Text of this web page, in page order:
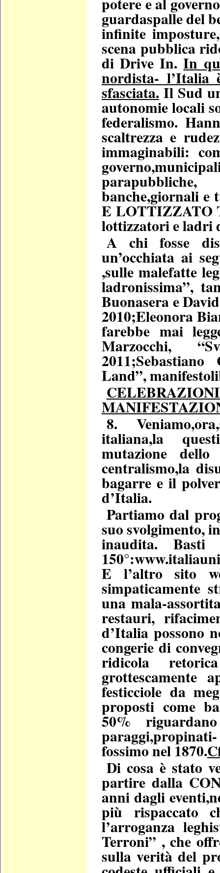
guardaspalle del
infinite
scena pubblica
di Drive In.In
nordista- l’Italia
sfasciata.Il Sud
autonomie locali
federalismo.
scaltrezza e
immaginabili:
banche,giornali e
E LOTTIZZATO
lottizzatori e ladri
A chi fosse
un’occhiata ai
,sulle malefatte
ladronissima”,
Buonasera e
2010;Eleonora
farebbe mai
Marzocchi,
Land”,
8.
italiana,la
mutazione
centralismo,la
bagarre e il
d’Italia.
Partiamo dal
suo svolgimento,
inaudita.
E l’altro sito
simpaticamente
una mala-
restauri,
d’Italia possono
congerie di
ridicola
grottescamente
festicciole da
proposti come
50%
fossimo nel 1870.
Di cosa è stato
partire dalla
anni dagli
più rispaccato
l’arroganza
Terroni” , che
sulla verità del